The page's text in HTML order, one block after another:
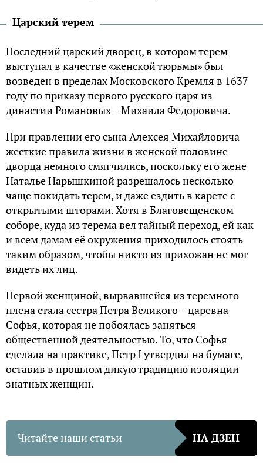
Царский терем
Последний царский дворец, в котором терем
выступал в качестве «женской тюрьмы» был
возведен в пределах Московского Кремля в 1637
году по приказу первого русского царя из
династии Романовых – Михаила Федоровича.
При правлении его сына Алексея Михайловича
жесткие правила жизни в женской половине
дворца немного смягчились, поскольку его жене
Наталье Нарышкиной разрешалось несколько
чаще покидать терем, и даже ездить в карете с
открытыми шторами. Хотя в Благовещенском
соборе, куда из терема вел тайный переход, ей как
и всем дамам её окружения приходилось стоять
таким образом, чтобы никто из прихожан не мог
видеть их лиц.
Первой женщиной, вырвавшейся из теремного
плена стала сестра Петра Великого – царевна
Софья, которая не побоялась заняться
общественной деятельностью. То, что Софья
сделала на практике, Петр I утвердил на бумаге,
оставив в прошлом дикую традицию изоляции
знатных женщин.
Читайте наши статьи НА ДЗЕН